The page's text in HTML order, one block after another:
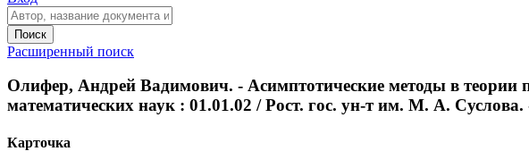
Поиск
Расширенный поиск
Олифер, Андрей Вадимович. - Асимптотические методы в теории
математических наук : 01.01.02 / Рост. гос. ун-т им. М. А. Суслова.
Карточка